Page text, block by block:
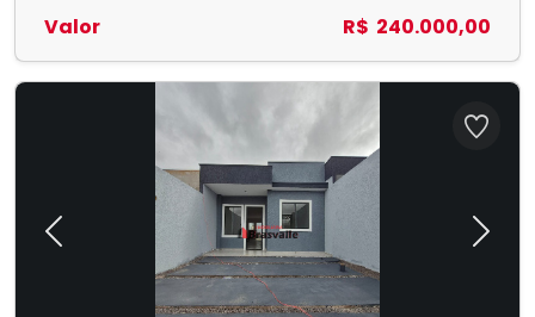
Valor R$ 240.000,00
Previous Next